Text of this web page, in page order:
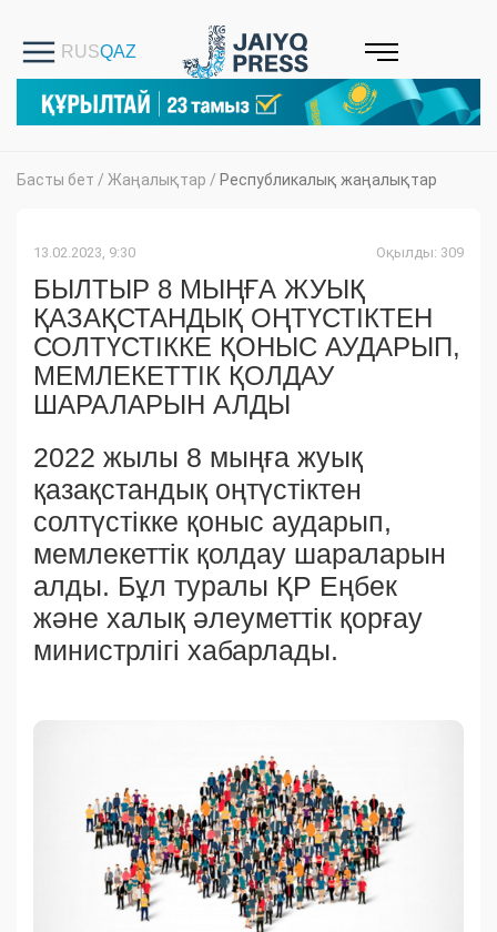
Басты бет / Жаңалықтар / Республикалық жаңалықтар
13.02.2023, 9:30 Оқылды: 309
БЫЛТЫР 8 МЫҢҒА ЖУЫҚ
ҚАЗАҚСТАНДЫҚ ОҢТҮСТІКТЕН
СОЛТҮСТІККЕ ҚОНЫС АУДАРЫП,
МЕМЛЕКЕТТІК ҚОЛДАУ
ШАРАЛАРЫН АЛДЫ
2022 жылы 8 мыңға жуық
қазақстандық оңтүстіктен
солтүстікке қоныс аударып,
мемлекеттік қолдау шараларын
алды. Бұл туралы ҚР Еңбек
және халық әлеуметтік қорғау
министрлігі хабарлады.